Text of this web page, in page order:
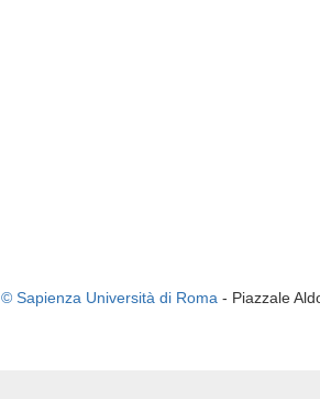
© Sapienza Università di Roma - Piazzale